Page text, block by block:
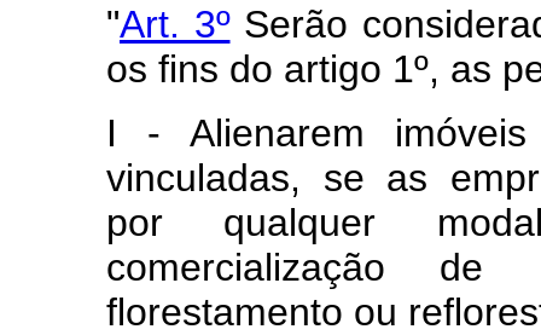
"Art. 3ºSerão
os fins do artigo 1º, as
I - Alienarem
vinculadas, se as
por qualquer
comercialização
florestamento ou